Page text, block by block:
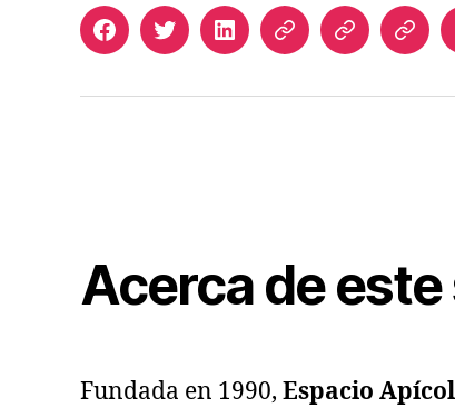
FacebookTwitterLinkedInApicultura
Join
Acerca de
Fundada en 1990, Espacio